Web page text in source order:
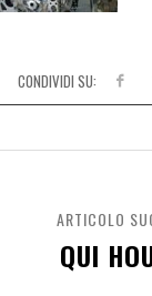
CONDIVIDI SU:
ARTICOLO
QUI